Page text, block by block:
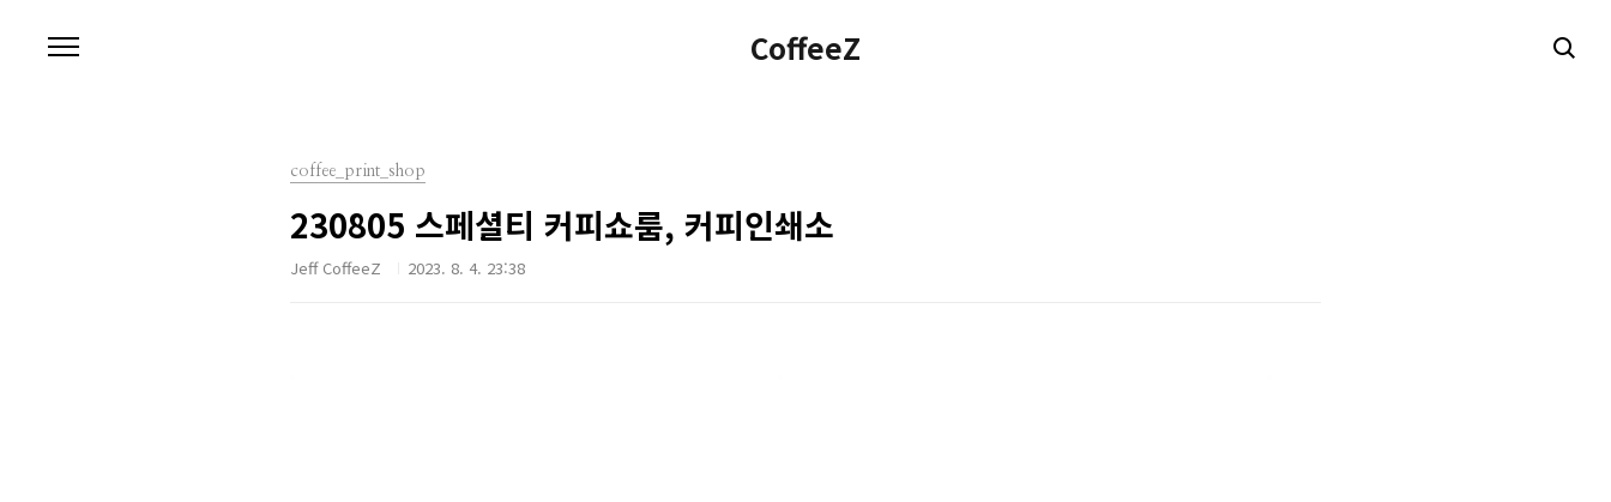
CoffeeZ
coffee_print_shop
230805 스페셜티 커피쇼룸, 커피인쇄소
Jeff CoffeeZ 2023. 8. 4. 23:38